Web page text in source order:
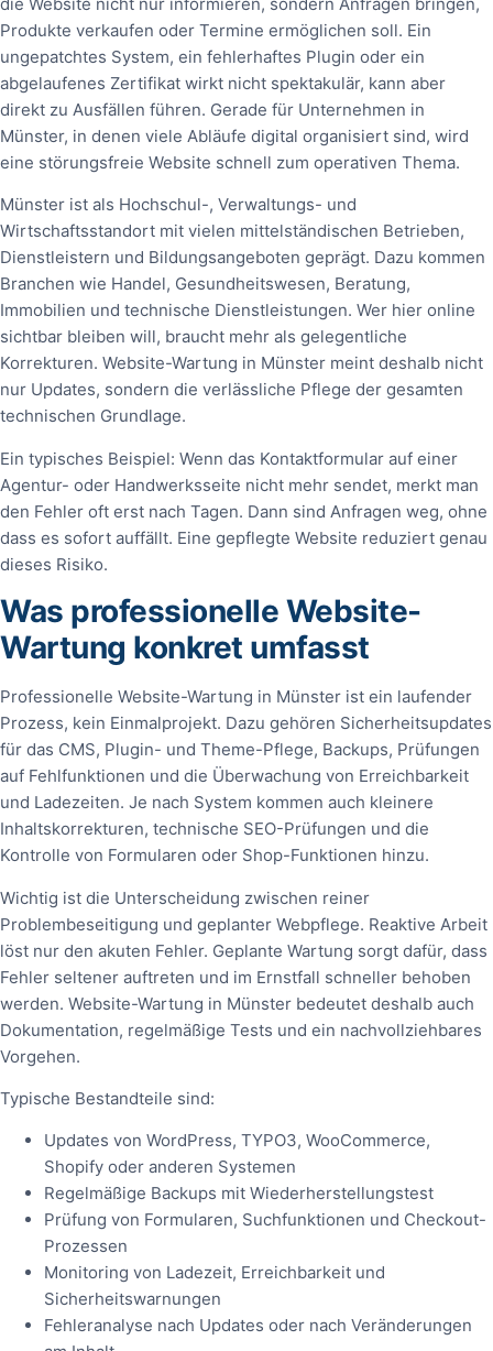
Produkte verkaufen oder Termine ermöglichen soll. Ein
ungepatchtes System, ein fehlerhaftes Plugin oder ein
abgelaufenes Zertifikat wirkt nicht spektakulär, kann aber
direkt zu Ausfällen führen. Gerade für Unternehmen in
Münster, in denen viele Abläufe digital organisiert sind, wird
eine störungsfreie Website schnell zum operativen Thema.
Münster ist als Hochschul-, Verwaltungs- und
Wirtschaftsstandort mit vielen mittelständischen Betrieben,
Dienstleistern und Bildungsangeboten geprägt. Dazu kommen
Branchen wie Handel, Gesundheitswesen, Beratung,
Immobilien und technische Dienstleistungen. Wer hier online
sichtbar bleiben will, braucht mehr als gelegentliche
Korrekturen. Website-Wartung in Münster meint deshalb nicht
nur Updates, sondern die verlässliche Pflege der gesamten
technischen Grundlage.
Ein typisches Beispiel: Wenn das Kontaktformular auf einer
Agentur- oder Handwerksseite nicht mehr sendet, merkt man
den Fehler oft erst nach Tagen. Dann sind Anfragen weg, ohne
dass es sofort auffällt. Eine gepflegte Website reduziert genau
dieses Risiko.
Was professionelle Website-
Wartung konkret umfasst
Professionelle Website-Wartung in Münster ist ein laufender
Prozess, kein Einmalprojekt. Dazu gehören Sicherheitsupdates
für das CMS, Plugin- und Theme-Pflege, Backups, Prüfungen
auf Fehlfunktionen und die Überwachung von Erreichbarkeit
und Ladezeiten. Je nach System kommen auch kleinere
Inhaltskorrekturen, technische SEO-Prüfungen und die
Kontrolle von Formularen oder Shop-Funktionen hinzu.
Wichtig ist die Unterscheidung zwischen reiner
Problembeseitigung und geplanter Webpflege. Reaktive Arbeit
löst nur den akuten Fehler. Geplante Wartung sorgt dafür, dass
Fehler seltener auftreten und im Ernstfall schneller behoben
werden. Website-Wartung in Münster bedeutet deshalb auch
Dokumentation, regelmäßige Tests und ein nachvollziehbares
Vorgehen.
Typische Bestandteile sind:
Updates von WordPress, TYPO3, WooCommerce,
Shopify oder anderen Systemen
Regelmäßige Backups mit Wiederherstellungstest
Prüfung von Formularen, Suchfunktionen und Checkout-
Prozessen
Monitoring von Ladezeit, Erreichbarkeit und
Sicherheitswarnungen
Fehleranalyse nach Updates oder nach Veränderungen